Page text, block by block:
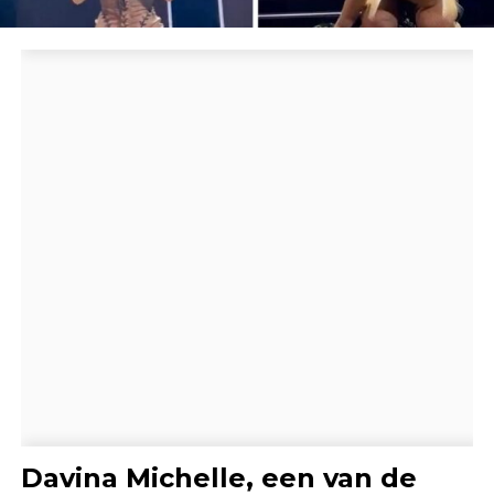
Davina Michelle, een van de